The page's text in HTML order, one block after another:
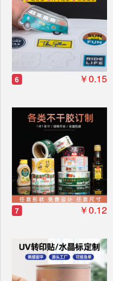
6 ￥0.15
7 ￥0.12